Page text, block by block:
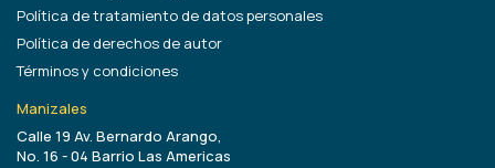
Política de tratamiento de datos personales
Política de derechos de autor
Términos y condiciones
Manizales
Calle 19 Av. Bernardo Arango,
No. 16 - 04 Barrio Las Americas